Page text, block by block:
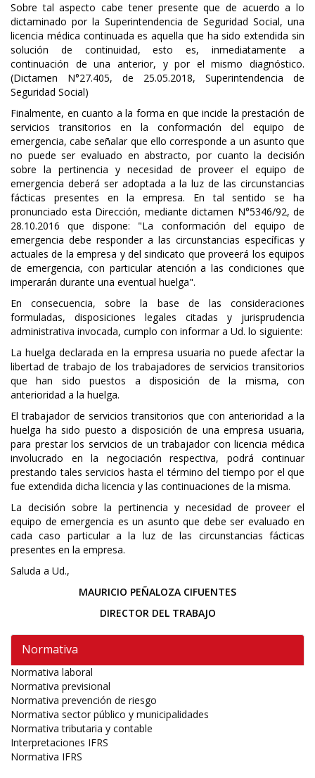
Sobre tal aspecto cabe tener presente que de acuerdo a lo
dictaminado por la Superintendencia de Seguridad Social, una
licencia médica continuada es aquella que ha sido extendida sin
solución de continuidad, esto es, inmediatamente a
continuación de una anterior, y por el mismo diagnóstico.
(Dictamen N°27.405, de 25.05.2018, Superintendencia de
Seguridad Social)
Finalmente, en cuanto a la forma en que incide la prestación de
servicios transitorios en la conformación del equipo de
emergencia, cabe señalar que ello corresponde a un asunto que
no puede ser evaluado en abstracto, por cuanto la decisión
sobre la pertinencia y necesidad de proveer el equipo de
emergencia deberá ser adoptada a la luz de las circunstancias
fácticas presentes en la empresa. En tal sentido se ha
pronunciado esta Dirección, mediante dictamen N°5346/92, de
28.10.2016 que dispone: "La conformación del equipo de
emergencia debe responder a las circunstancias específicas y
actuales de la empresa y del sindicato que proveerá los equipos
de emergencia, con particular atención a las condiciones que
imperarán durante una eventual huelga".
En consecuencia, sobre la base de las consideraciones
formuladas, disposiciones legales citadas y jurisprudencia
administrativa invocada, cumplo con informar a Ud. lo siguiente:
La huelga declarada en la empresa usuaria no puede afectar la
libertad de trabajo de los trabajadores de servicios transitorios
que han sido puestos a disposición de la misma, con
anterioridad a la huelga.
El trabajador de servicios transitorios que con anterioridad a la
huelga ha sido puesto a disposición de una empresa usuaria,
para prestar los servicios de un trabajador con licencia médica
involucrado en la negociación respectiva, podrá continuar
prestando tales servicios hasta el término del tiempo por el que
fue extendida dicha licencia y las continuaciones de la misma.
La decisión sobre la pertinencia y necesidad de proveer el
equipo de emergencia es un asunto que debe ser evaluado en
cada caso particular a la luz de las circunstancias fácticas
presentes en la empresa.
Saluda a Ud.,
MAURICIO PEÑALOZA CIFUENTES
DIRECTOR DEL TRABAJO
Normativa
Normativa laboral
Normativa previsional
Normativa prevención de riesgo
Normativa sector público y municipalidades
Normativa tributaria y contable
Interpretaciones IFRS
Normativa IFRS